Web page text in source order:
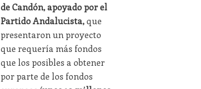
de Candón, apoyado por el
Partido Andalucista,que
presentaron un proyecto
que requería más fondos
que los posibles a obtener
por parte de los fondos